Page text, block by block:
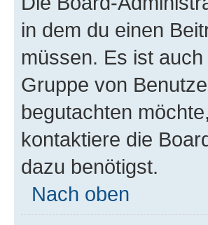
in dem du einen
müssen. Es ist
Gruppe von
begutachten
kontaktiere die
dazu benötigst.
Nach oben